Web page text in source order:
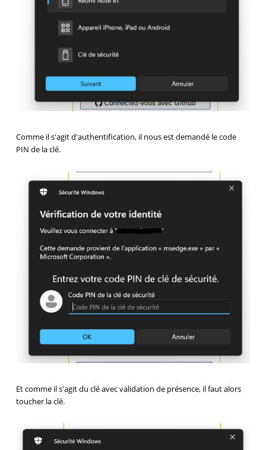
Comme il s'agit d'authentification, il nous est demandé le code
PIN de la clé.
Et comme il s'agit du clé avec validation de présence, il faut alors
toucher la clé.